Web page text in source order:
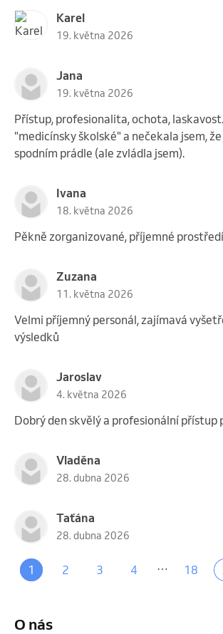
Karel
19. května 2026
Jana
19. května 2026
Přístup, profesionalita, ochota,
"medicínsky školské" a nečekala jsem,
spodním prádle (ale zvládla jsem).
Ivana
18. května 2026
Pěkně zorganizované, příjemné
Zuzana
11. května 2026
Velmi příjemný personál, zajímavá
výsledků
Jaroslav
4. května 2026
Dobrý den skvělý a profesionální přístup
Vladěna
28. dubna 2026
Taťána
28. dubna 2026
1 2 3 4 … 18
O nás